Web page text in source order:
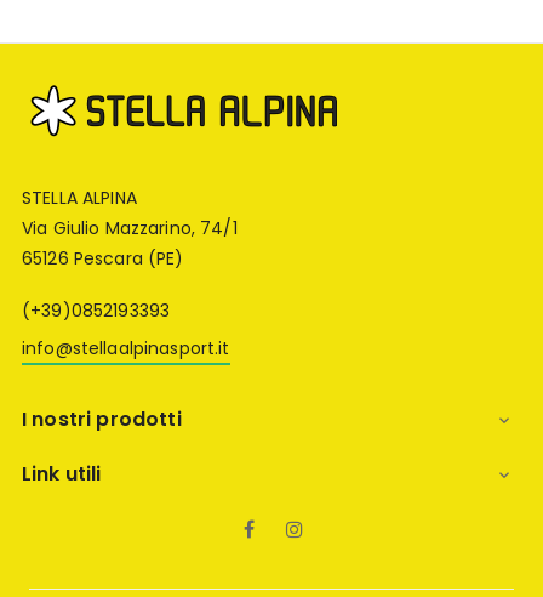
STELLA ALPINA
Via Giulio Mazzarino, 74/1
65126 Pescara (PE)
(+39)0852193393
info@stellaalpinasport.it
I nostri prodotti 
Link utili 
Facebook